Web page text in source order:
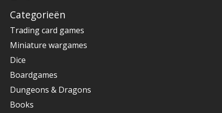
Categorieën
Trading card games
Miniature wargames
Dice
Boardgames
Dungeons & Dragons
Books